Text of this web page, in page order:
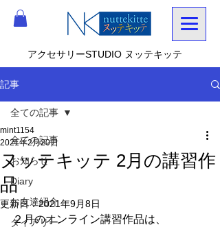
アクセサリーSTUDIO ヌッテキッテ
記事
全ての記事
お知らせ
Diary
お友達紹介
ダイアリー
全ての記事
ヌッテキッテ 2月の講習作
品
mint1154
2021年2月20日
更新日：2021年9月8日
２月のオンライン講習作品は、